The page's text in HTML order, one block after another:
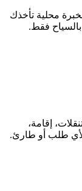
محلية تأخذك
بالسياح فقط.
إقامة،
طلب أو طارئ.